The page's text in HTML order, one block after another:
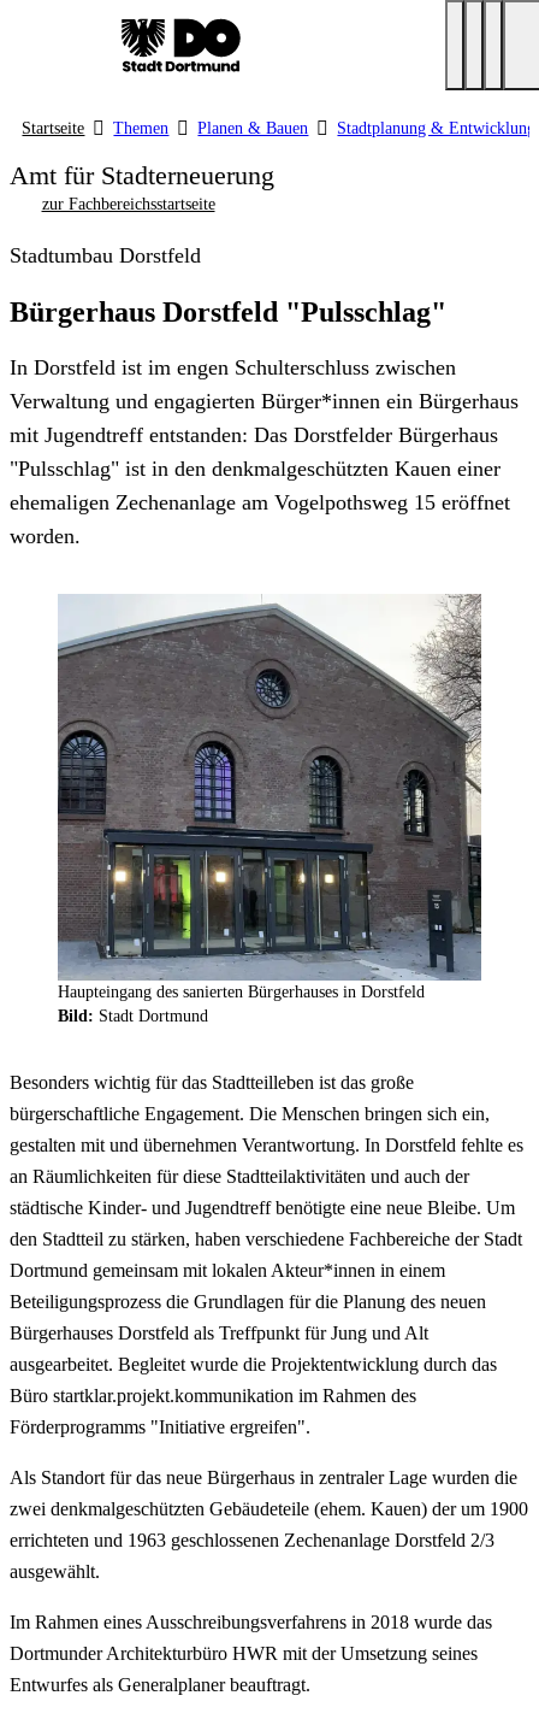
Startseite Themen Planen & Bauen Stadtplanung & Entwicklung
Amt für Stadterneuerung
zur Fachbereichsstartseite
Stadtumbau Dorstfeld
Bürgerhaus Dorstfeld "Pulsschlag"
In Dorstfeld ist im engen Schulterschluss zwischen
Verwaltung und engagierten Bürger*innen ein Bürgerhaus
mit Jugendtreff entstanden: Das Dorstfelder Bürgerhaus
"Pulsschlag" ist in den denkmalgeschützten Kauen einer
ehemaligen Zechenanlage am Vogelpothsweg 15 eröffnet
worden.
Haupteingang des sanierten Bürgerhauses in Dorstfeld
Bild: Stadt Dortmund
Besonders wichtig für das Stadtteilleben ist das große
bürgerschaftliche Engagement. Die Menschen bringen sich ein,
gestalten mit und übernehmen Verantwortung. In Dorstfeld fehlte es
an Räumlichkeiten für diese Stadtteilaktivitäten und auch der
städtische Kinder- und Jugendtreff benötigte eine neue Bleibe. Um
den Stadtteil zu stärken, haben verschiedene Fachbereiche der Stadt
Dortmund gemeinsam mit lokalen Akteur*innen in einem
Beteiligungsprozess die Grundlagen für die Planung des neuen
Bürgerhauses Dorstfeld als Treffpunkt für Jung und Alt
ausgearbeitet. Begleitet wurde die Projektentwicklung durch das
Büro startklar.projekt.kommunikation im Rahmen des
Förderprogramms "Initiative ergreifen".
Als Standort für das neue Bürgerhaus in zentraler Lage wurden die
zwei denkmalgeschützten Gebäudeteile (ehem. Kauen) der um 1900
errichteten und 1963 geschlossenen Zechenanlage Dorstfeld 2/3
ausgewählt.
Im Rahmen eines Ausschreibungsverfahrens in 2018 wurde das
Dortmunder Architekturbüro HWR mit der Umsetzung seines
Entwurfes als Generalplaner beauftragt.